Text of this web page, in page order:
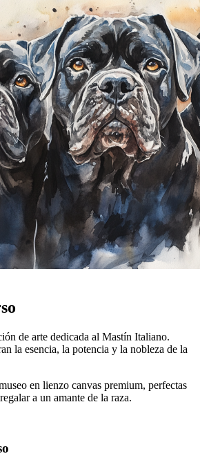
de arte dedicada al Mastín Italiano.
la esencia, la potencia y la nobleza de la
en lienzo canvas premium, perfectas
a un amante de la raza.